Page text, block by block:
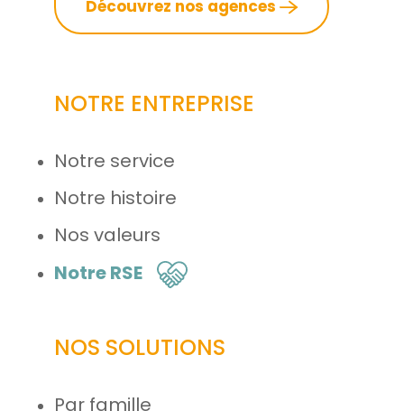
Découvrez nos agences
NOTRE ENTREPRISE
Notre service
Notre histoire
Nos valeurs
Notre RSE
NOS SOLUTIONS
Par famille